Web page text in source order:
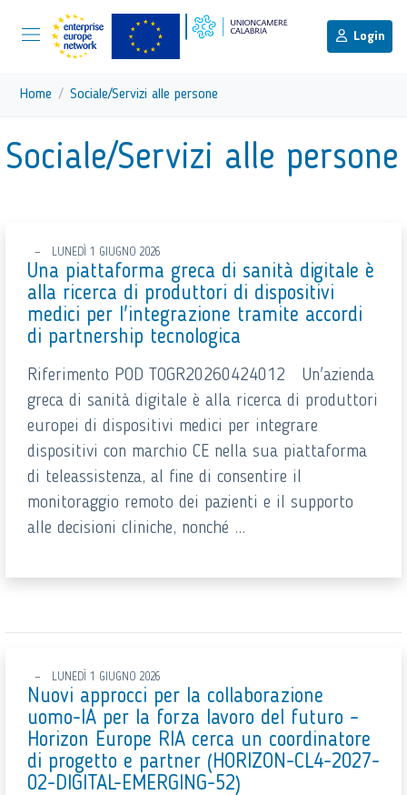
Vai ai contenuti
Login
torna al menu di scelta rapida
Menu di navigazione principale
Home Sociale/Servizi alle persone
torna al menu di scelta rapida
Sociale/Servizi alle persone
LUNEDÌ 1 GIUGNO 2026
Una piattaforma greca di sanità digitale è
alla ricerca di produttori di dispositivi
medici per l'integrazione tramite accordi
di partnership tecnologica
Riferimento POD TOGR20260424012 Un'azienda
greca di sanità digitale è alla ricerca di produttori
europei di dispositivi medici per integrare
dispositivi con marchio CE nella sua piattaforma
di teleassistenza, al fine di consentire il
monitoraggio remoto dei pazienti e il supporto
alle decisioni cliniche, nonché ...
LUNEDÌ 1 GIUGNO 2026
Nuovi approcci per la collaborazione
uomo-IA per la forza lavoro del futuro –
Horizon Europe RIA cerca un coordinatore
di progetto e partner (HORIZON-CL4-2027-
02-DIGITAL-EMERGING-52)